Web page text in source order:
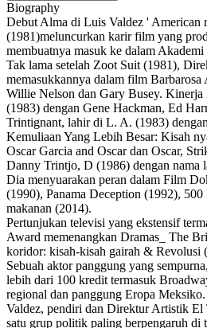
Biography
Debut Alma di Luis Valdez ' American
(1981)meluncurkan karir film yang
membuatnya masuk ke dalam
Tak lama setelah Zoot Suit (1981),
memasukkannya dalam film
Willie Nelson dan Gary Busey.
(1983) dengan Gene Hackman, Ed
Trintignant, lahir di L. A. (1983)
Kemuliaan Yang Lebih Besar: Kisah
Oscar Garcia and Oscar dan Oscar,
Danny Trintjo, D (1986) dengan nama
Dia menyuarakan peran dalam Film
(1990), Panama Deception (1992), 500
makanan (2014).
Pertunjukan televisi yang ekstensif
Award memenangkan Dramas_ The
koridor: kisah-kisah gairah & Revolusi
Sebuah aktor panggung yang
lebih dari 100 kredit termasuk
regional dan panggung Eropa
Valdez, pendiri dan Direktur Artistik El
satu grup politik paling berpengaruh di